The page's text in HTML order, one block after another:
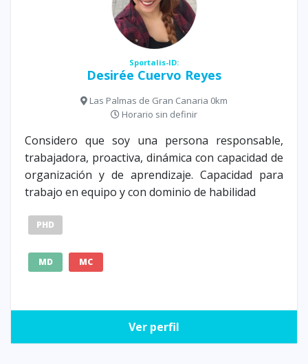
Sportalis-ID:
Desirée Cuervo Reyes
Las Palmas de Gran Canaria 0km
Horario sin definir
Considero que soy una persona responsable,
trabajadora, proactiva, dinámica con capacidad de
organización y de aprendizaje. Capacidad para
trabajo en equipo y con dominio de habilidad
PHD
MD MC
Ver perfil